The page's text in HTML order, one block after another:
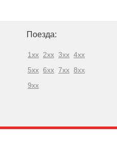
Поезда:
1xx 2xx 3xx 4xx
5xx 6xx 7xx 8xx
9xx